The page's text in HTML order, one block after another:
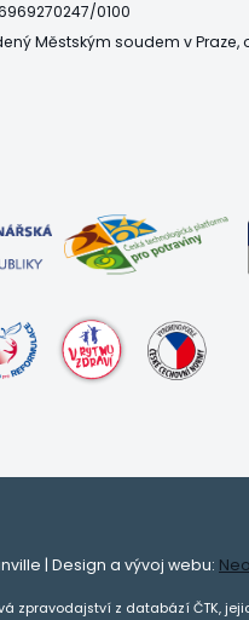
0100
Městským soudem v Praze,
| Design a vývoj webu:
zpravodajství z databází ČTK,